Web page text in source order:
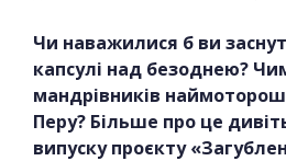
Чи наважилися б ви
капсулі над безоднею?
мандрівників
Перу? Більше про це
випуску проєкту